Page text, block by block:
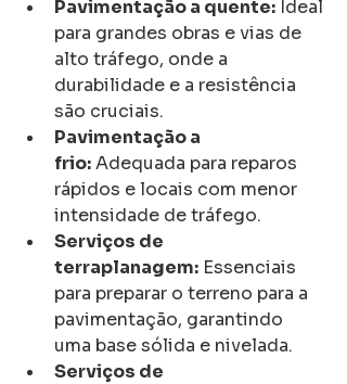
Pavimentação a quente: Ideal
para grandes obras e vias de
alto tráfego, onde a
durabilidade e a resistência
são cruciais.
Pavimentação a
frio: Adequada para reparos
rápidos e locais com menor
intensidade de tráfego.
Serviços de
terraplanagem: Essenciais
para preparar o terreno para a
pavimentação, garantindo
uma base sólida e nivelada.
Serviços de